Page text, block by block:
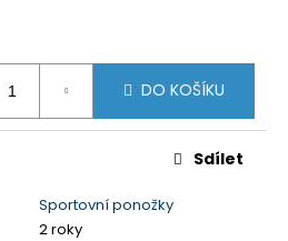
DO KOŠÍKU
Sportovní ponožky
2 roky
Sdílet